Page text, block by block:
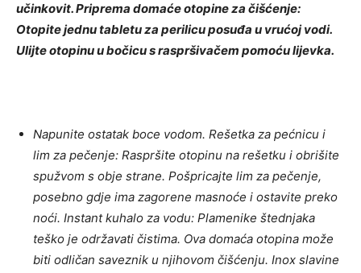
učinkovit. Priprema domaće otopine za čišćenje:
Otopite jednu tabletu za perilicu posuđa u vrućoj vodi.
Ulijte otopinu u bočicu s raspršivačem pomoću lijevka.
Napunite ostatak boce vodom. Rešetka za pećnicu i
lim za pečenje: Raspršite otopinu na rešetku i obrišite
spužvom s obje strane. Pošpricajte lim za pečenje,
posebno gdje ima zagorene masnoće i ostavite preko
noći. Instant kuhalo za vodu: Plamenike štednjaka
teško je održavati čistima. Ova domaća otopina može
biti odličan saveznik u njihovom čišćenju. Inox slavine